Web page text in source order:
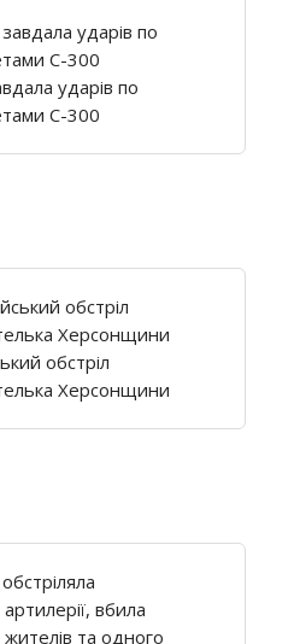
ударів по
С-300
обстріл
Херсонщини